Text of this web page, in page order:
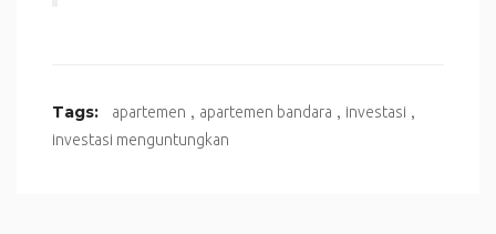
Tags: apartemen , apartemen bandara , investasi ,
investasi menguntungkan